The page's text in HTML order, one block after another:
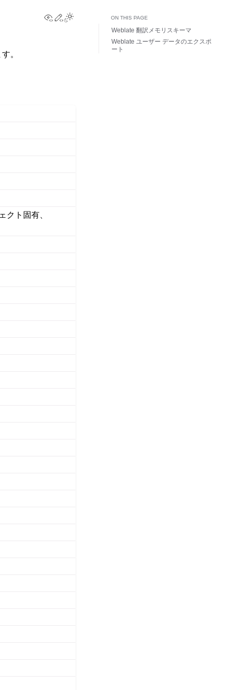
View this page
Edit this page
Toggle Light / Dark / Auto color theme
。
クト固有、
ON THIS PAGE
Weblate 翻訳メモリスキーマ
Weblate ユーザー データのエクスポ
ート